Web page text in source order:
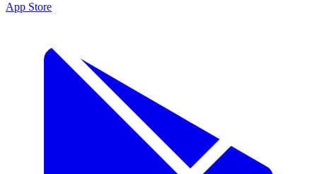
App Store